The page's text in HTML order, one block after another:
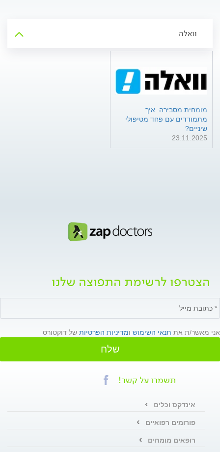
וואלה
מומחית מסבירה: איך
מתמודדים עם פחד מטיפולי
שיניים?
23.11.2025
הצטרפו לרשימת התפוצה שלנו
אני מאשר/ת את תנאי השימוש ומדיניות הפרטיות של דוקטורס
שלח
תשמרו על קשר!
אינדקס וכלים
פורומים רפואיים
רופאים מומחים